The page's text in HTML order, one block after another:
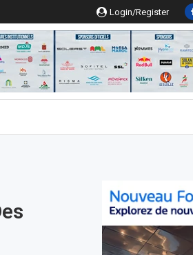
Login/Register